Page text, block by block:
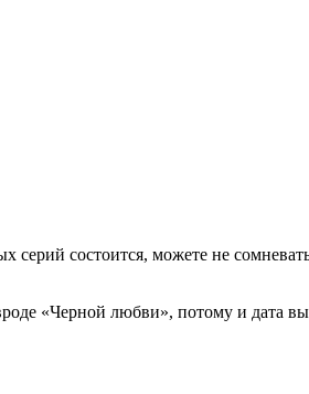
серий состоится, можете не
«Черной любви», потому и дата